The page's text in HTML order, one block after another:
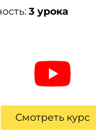
3 урока
Смотреть курс